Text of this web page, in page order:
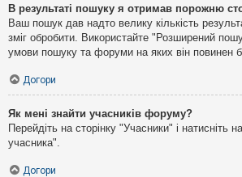
В результаті пошуку я отримав порожню
Ваш пошук дав надто велику кількість
зміг обробити. Використайте "Розширений
умови пошуку та форуми на яких він повинен
Догори
Як мені знайти учасників форуму?
Перейдіть на сторінку "Учасники" і натисніть
учасника".
Догори